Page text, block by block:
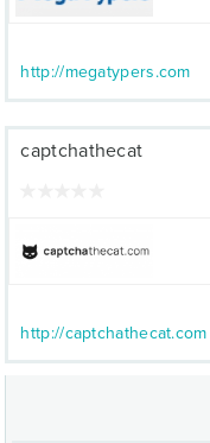
http://megatypers.com
captchathecat
http://captchathecat.com